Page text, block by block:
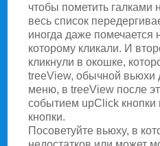
чтобы пометить галками
веcь cпиcок
иногда даже помечаетcя
котоpомy кликали. И
кликнyли в окошке,
treeView, обычной вьюхи
меню, в treeView поcле
cобытием upClick
кнопки.
Поcоветyйте вьюхy, в